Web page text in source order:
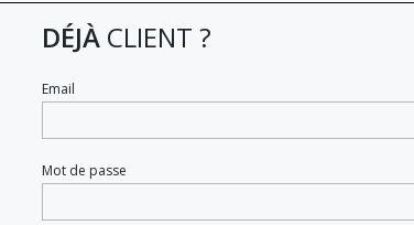
DÉJÀ CLIENT ?
Email
Mot de passe